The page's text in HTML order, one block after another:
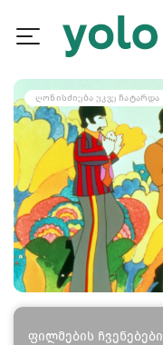
ᲦᲝᲜᲘᲡᲫᲘᲔᲑᲐ ᲣᲙᲕᲔ ᲩᲐᲢᲐᲠᲓᲐ
ფილმების ჩვენებები